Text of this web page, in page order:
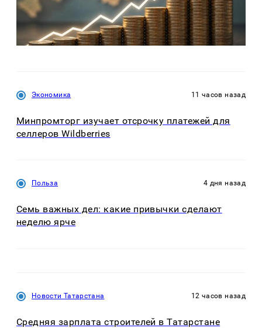
Экономика 11 часов назад
Минпромторг изучает отсрочку платежей для
селлеров Wildberries
Польза 4 дня назад
Семь важных дел: какие привычки сделают
неделю ярче
Новости Татарстана 12 часов назад
Средняя зарплата строителей в Татарстане